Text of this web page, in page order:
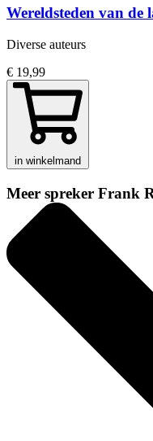
Wereldsteden van de
Diverse auteurs
€ 19,99
in winkelmand
Meer spreker Frank